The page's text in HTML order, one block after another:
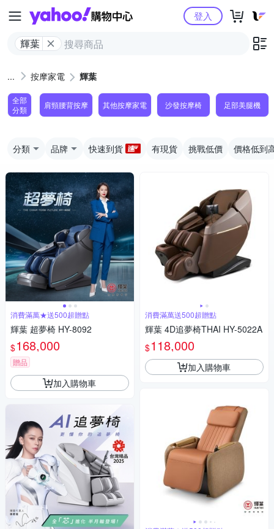
Yahoo購物中心
輝葉
登入
按摩家電 輝葉
全部
分類
肩頸腰背按摩 其他按摩家電 沙發按摩椅 足部美腿機
分類 品牌 快速到貨 有現貨 挑戰低價 價格低到
消費滿萬★送500超贈點
輝葉 超夢椅 HY-8092
$168,000
贈品
加入購物車
消費滿萬送500超贈點
輝葉 4D追夢椅THAI HY-5022A
$118,000
加入購物車